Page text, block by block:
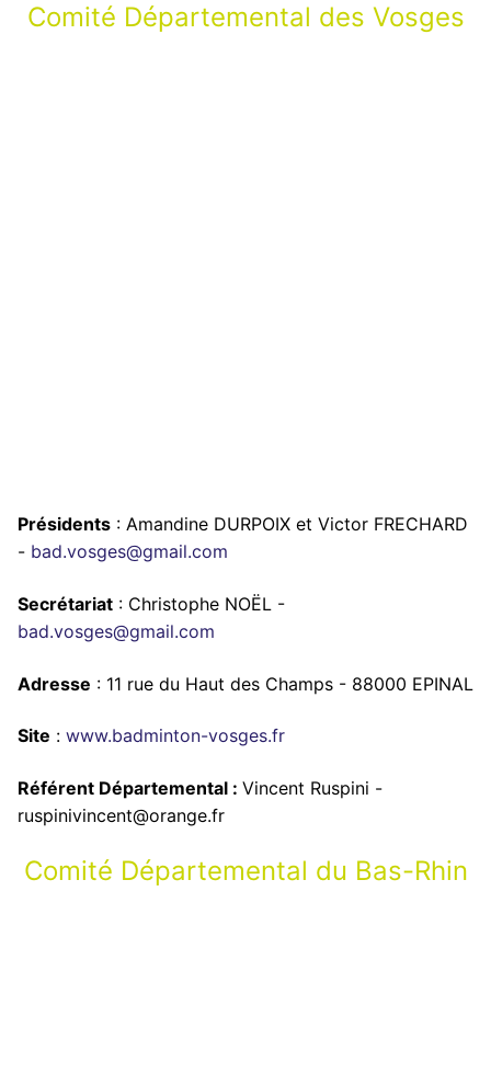
Comité Départemental des Vosges
Présidents : Amandine DURPOIX et Victor FRECHARD
- bad.vosges@gmail.com
Secrétariat : Christophe NOËL -
bad.vosges@gmail.com
Adresse : 11 rue du Haut des Champs - 88000 EPINAL
Site : www.badminton-vosges.fr
Référent Départemental : Vincent Ruspini -
ruspinivincent@orange.fr
Comité Départemental du Bas-Rhin